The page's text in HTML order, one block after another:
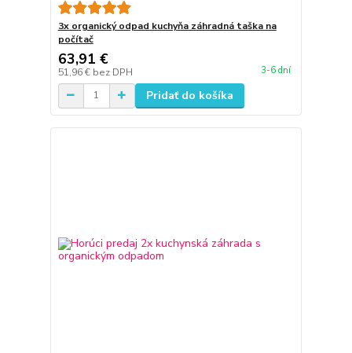
3x organický odpad kuchyňa záhradná taška na
počítač
63,91 €
51,96 € bez DPH 3-6 dní
Pridať do košíka